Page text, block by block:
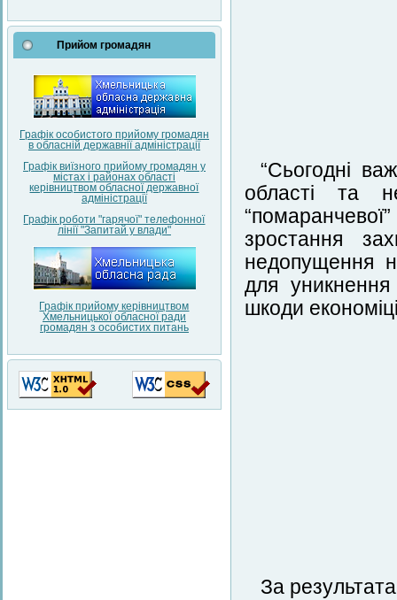
Прийом громадян
Графік особистого прийому громадян
в обласній державнії адміністрації
Графік виїзного прийому громадян у
містах і районах області
керівництвом обласної державної
адміністрації
Графік роботи "гарячої" телефонної
лінії "Запитай у влади"
Графік прийому керівництвом
Хмельницької обласної ради
громадян з особистих питань
“Сьогодні
області та
зростання
недопущення
для уникнення
шкоди
За